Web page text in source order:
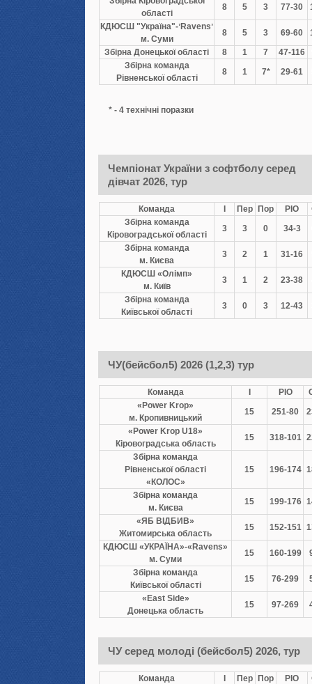
області
8 5 3 77-30
КДЮСШ "Україна"-ʼRavensʼ
м. Суми
8 5 3 69-60
Збірна Донецької області
8 1 7 47-116
Збірна команда
Рівненської області
8 1 7* 29-61
* - 4 технічні поразки
Чемпіонат України з софтболу серед
дівчат 2026, тур
Команда Пер Пор РІО
Збірна команда
Кіровоградської області
3 3 0 34-3
Збірна команда
м. Києва
3 2 1 31-16
КДЮСШ «Олімп»
м. Київ
3 1 2 23-38
Збірна команда
Київської області
3 0 3 12-43
ЧУ(бейсбол5) 2026 (1,2,3) тур
Команда РІО
«Power Krop»
м. Кропивницький
15 251-80
«Power Krop U18»
Кіровоградська область
15 318-101
Збірна команда
Рівненської області
«КОЛОС»
15 196-174
Збірна команда
м. Києва
15 199-176
«ЯБ ВІДБИВ»
Житомирська область
15 152-151
КДЮСШ «УКРАЇНА»-«Ravens»
м. Суми
15 160-199
Збірна команда
Київської області
15 76-299
«East Side»
Донецька область
15 97-269
ЧУ серед молоді (бейсбол5) 2026, тур
Команда Пер Пор РІО